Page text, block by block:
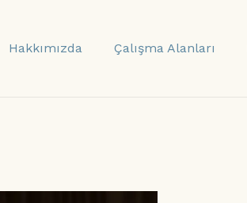
Hakkımızda Çalışma Alanları